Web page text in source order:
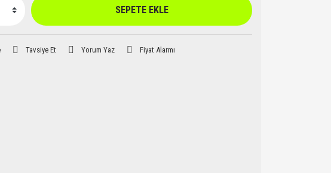
SEPETE EKLE
Tavsiye Et Yorum Yaz Fiyat Alarmı